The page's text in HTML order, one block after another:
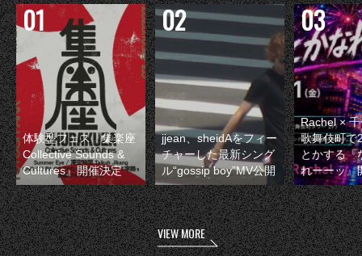
体験型フェス『集楽座
Collective Sounds &
Cultures』開催決定
jjean、sheidAをフィー
チャーした最新シング
ル“gossip boy”MV公開
Rachel ×
歌舞伎町で
とかする『
れーーッ』
VIEW MORE